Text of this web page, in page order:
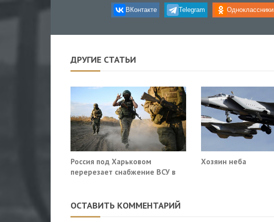
ВКонтакте Telegram Одноклассники
ДРУГИЕ СТАТЬИ
Россия под Харьковом
перерезает снабжение ВСУ в
Хозяин неба
ОСТАВИТЬ КОММЕНТАРИЙ